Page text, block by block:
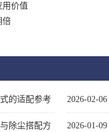
用价值
倍
的适配参考 2026-02-06
除尘搭配方 2026-01-09